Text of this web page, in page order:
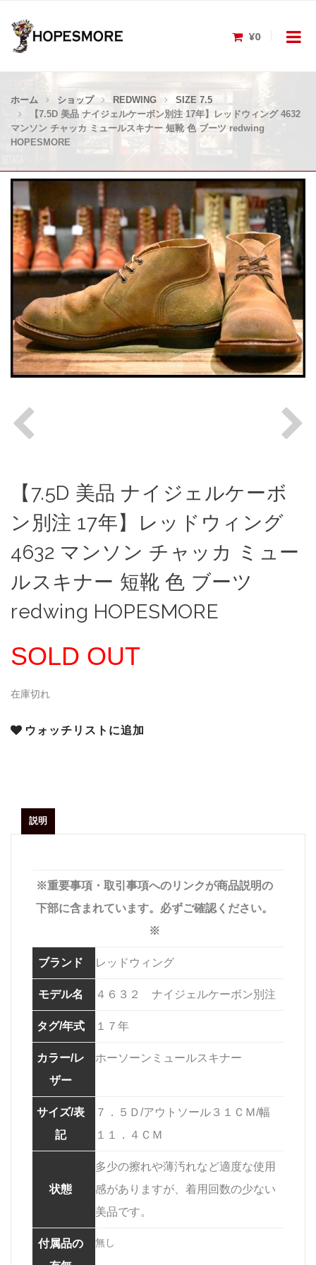
¥0
ホーム ショップ REDWING
SIZE 7.5
【7.5D 美品 ナイジェルケーボン別注 17年】レッドウィング 4632
マンソン チャッカ ミュールスキナー 短靴 色 ブーツ redwing
HOPESMORE
【7.5D 美品 ナイジェルケーボ
ン別注 17年】レッドウィング
4632 マンソン チャッカ ミュー
ルスキナー 短靴 色 ブーツ
redwing HOPESMORE
SOLD OUT
在庫切れ
ウォッチリストに追加
説明
※重要事項・取引事項へのリンクが商品説明の
下部に含まれています。必ずご確認ください。
※
ブランド レッドウィング
モデル名 ４６３２ ナイジェルケーボン別注
タグ/年式 １７年
カラー/レ
ザー
ホーソーンミュールスキナー
サイズ/表
記
７．５Ｄ/アウトソール３１ＣＭ/幅
１１．４ＣＭ
状態
多少の擦れや薄汚れなど適度な使用
感がありますが、着用回数の少ない
美品です。
付属品の
無し